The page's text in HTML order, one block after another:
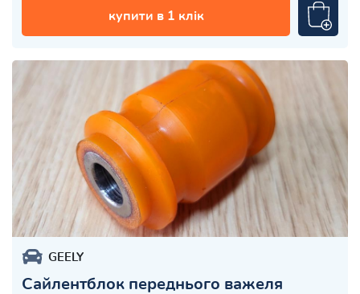
купити в 1 клік
GEELY
Сайлентблок переднього важеля